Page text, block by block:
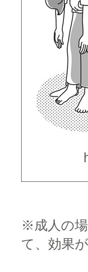
※成人の
て、効果